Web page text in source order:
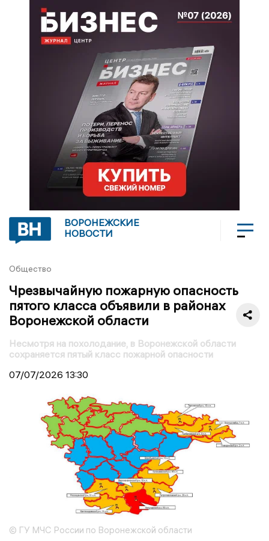
ВОРОНЕЖСКИЕ
НОВОСТИ
Общество
Чрезвычайную пожарную опасность
пятого класса объявили в районах
Воронежской области
Несмотря на похолодание, в Воронежской области
сохраняется пятый класс пожарной опасности
07/07/2026 13:30
© ГУ МЧС России по Воронежской области